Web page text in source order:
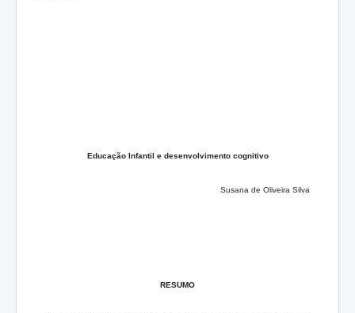
Educação Infantil e desenvolvimento cognitivo
Susana de Oliveira Silva
RESUMO